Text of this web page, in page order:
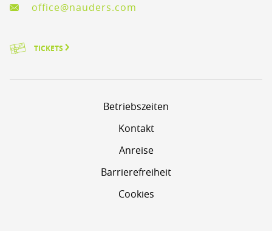
office@nauders.com
TICKETS
Betriebszeiten
Kontakt
Anreise
Barrierefreiheit
Cookies